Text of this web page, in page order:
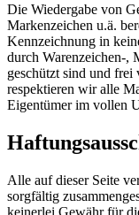
Die Wiedergabe von
Markenzeichen u.ä.
Kennzeichnung in
durch Warenzeichen-,
geschützt sind und frei
respektieren wir alle
Eigentümer im vollen
Alle auf dieser Seite
sorgfältig
keinerlei Gewähr für